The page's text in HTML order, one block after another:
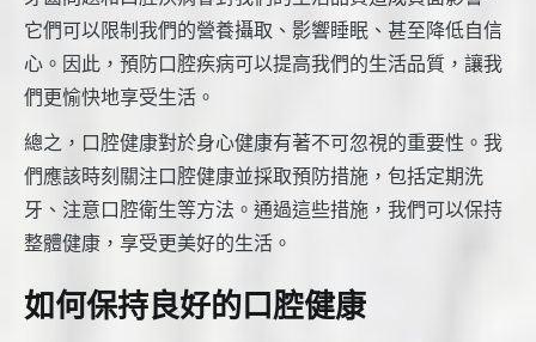
它們可以限制我們的營養攝取、影響睡眠、甚至降低自信
心。因此，預防口腔疾病可以提高我們的生活品質，讓我
們更愉快地享受生活。
總之，口腔健康對於身心健康有著不可忽視的重要性。我
們應該時刻關注口腔健康並採取預防措施，包括定期洗
牙、注意口腔衛生等方法。通過這些措施，我們可以保持
整體健康，享受更美好的生活。
如何保持良好的口腔健康